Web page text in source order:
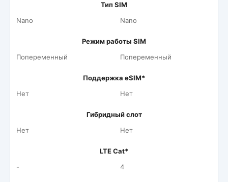
Тип SIM
Nano
Nano
Режим работы SIM
Попеременный
Попеременный
Поддержка eSIM*
Нет
Нет
Гибридный слот
Нет
Нет
LTE Cat*
-
4